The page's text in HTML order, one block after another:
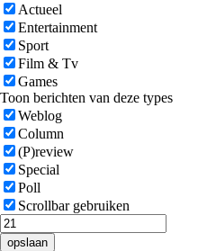
Actueel
Entertainment
Sport
Film & Tv
Games
Toon berichten van deze types
Weblog
Column
(P)review
Special
Poll
Scrollbar gebruiken
opslaan